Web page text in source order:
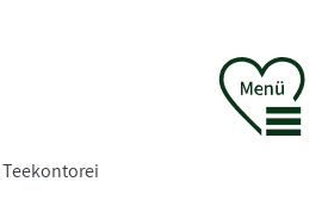
Teekontorei